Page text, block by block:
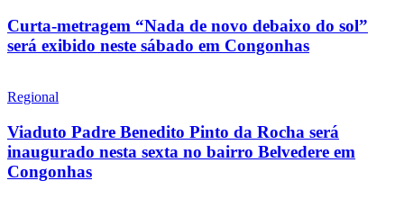
Curta-metragem “Nada de novo debaixo do sol”
será exibido neste sábado em Congonhas
Regional
Viaduto Padre Benedito Pinto da Rocha será
inaugurado nesta sexta no bairro Belvedere em
Congonhas